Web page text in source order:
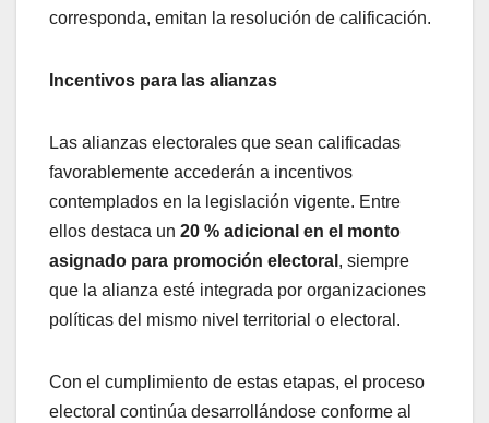
corresponda, emitan la resolución de calificación.
Incentivos para las alianzas
Las alianzas electorales que sean calificadas
favorablemente accederán a incentivos
contemplados en la legislación vigente. Entre
ellos destaca un 20 % adicional en el monto
asignado para promoción electoral , siempre
que la alianza esté integrada por organizaciones
políticas del mismo nivel territorial o electoral.
Con el cumplimiento de estas etapas, el proceso
electoral continúa desarrollándose conforme al